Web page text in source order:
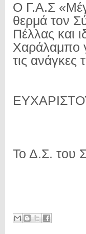
Ο Γ.Α.Σ
θερμά τον
Πέλλας και
Χαράλαμπο
τις ανάγκες
Το Δ.Σ. του